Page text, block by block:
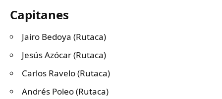
Capitanes
Jairo Bedoya (Rutaca)
⁠Jesús Azócar (Rutaca)
⁠Carlos Ravelo (Rutaca)
⁠Andrés Poleo (Rutaca)